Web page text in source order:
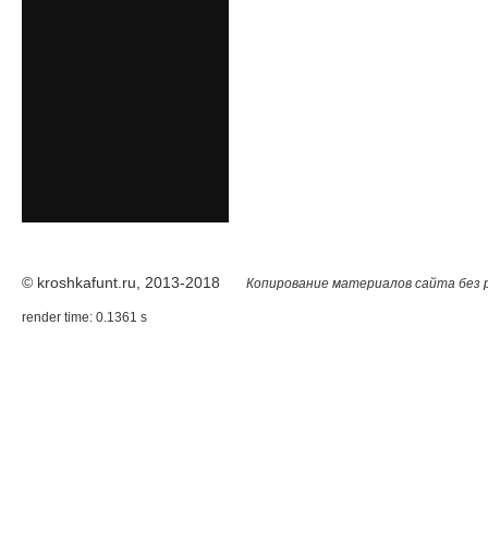
© kroshkafunt.ru, 2013-2018 Копирование материалов сайта без
render time: 0.1361 s